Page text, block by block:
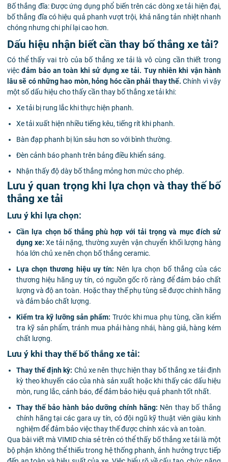
Bố thắng đĩa: Được ứng dụng phổ biến trên các dòng xe tải hiện đại,
bố thắng đĩa có hiệu quả phanh vượt trội, khả năng tản nhiệt nhanh
chóng nhưng chi phí lại cao hơn.
Dấu hiệu nhận biết cần thay bố thắng xe tải?
Có thể thấy vai trò của bố thắng xe tải là vô cùng cần thiết trong
việcđảm bảo an toàn khi sử dụng xe tải. Tuy nhiên khi vận hành
lâu sẽ có những hao mòn, hỏng hóc cần phải thay thế. Chính vì vậy
một số dấu hiệu cho thấy cần thay bố thắng xe tải khi:
Xe tải bị rung lắc khi thực hiện phanh.
Xe tải xuất hiện nhiều tiếng kêu, tiếng rít khi phanh.
Bàn đạp phanh bị lún sâu hơn so với bình thường.
Đèn cảnh báo phanh trên bảng điều khiển sáng.
Nhận thấy độ dày bố thắng mỏng hơn mức cho phép.
Lưu ý quan trọng khi lựa chọn và thay thế bố
thắng xe tải
Lưu ý khi lựa chọn:
Cần lựa chọn bố thắng phù hợp với tải trọng và mục đích sử
dụng xe: Xe tải nặng, thường xuyên vận chuyển khối lượng hàng
hóa lớn chủ xe nên chọn bố thắng ceramic.
Lựa chọn thương hiệu uy tín: Nên lựa chọn bố thắng của các
thương hiệu hãng uy tín, có nguồn gốc rõ ràng để đảm bảo chất
lượng và độ an toàn. Hoặc thay thế phụ tùng sẽ được chính hãng
và đảm bảo chất lượng.
Kiểm tra kỹ lưỡng sản phẩm: Trước khi mua phụ tùng, cần kiểm
tra kỹ sản phẩm, tránh mua phải hàng nhái, hàng giả, hàng kém
chất lượng.
Lưu ý khi thay thế bố thắng xe tải:
Thay thế định kỳ: Chủ xe nên thực hiện thay bố thắng xe tải định
kỳ theo khuyến cáo của nhà sản xuất hoặc khi thấy các dấu hiệu
mòn, rung lắc, cảnh báo, để đảm bảo hiệu quả phanh tốt nhất.
Thay thế bảo hành bảo dưỡng chính hãng: Nên thay bố thắng
chính hãng tại các gara uy tín, có đội ngũ kỹ thuật viên giàu kinh
nghiệm để đảm bảo việc thay thế được chính xác và an toàn.
Qua bài viết mà VIMID chia sẻ trên có thể thấy bố thắng xe tải là một
bộ phận không thể thiếu trong hệ thống phanh, ảnh hưởng trực tiếp